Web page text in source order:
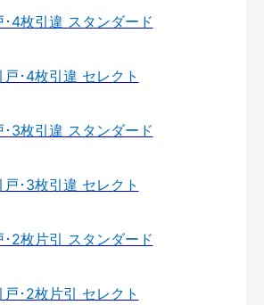
･4枚引違 スタンダード
戸･4枚引違 セレクト
･3枚引違 スタンダード
戸･3枚引違 セレクト
･2枚片引 スタンダード
戸･2枚片引 セレクト